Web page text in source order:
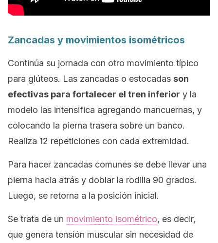
Zancadas y movimientos isométricos
Continúa su jornada con otro movimiento típico
para glúteos. Las zancadas o estocadas son
efectivas para fortalecer el tren inferior y la
modelo las intensifica agregando mancuernas, y
colocando la pierna trasera sobre un banco.
Realiza 12 repeticiones con cada extremidad.
Para hacer zancadas comunes se debe llevar una
pierna hacia atrás y doblar la rodilla 90 grados.
Luego, se retorna a la posición inicial.
Se trata de un movimiento isométrico, es decir,
que genera tensión muscular sin necesidad de